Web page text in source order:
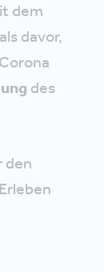
dem
davor,
des
den